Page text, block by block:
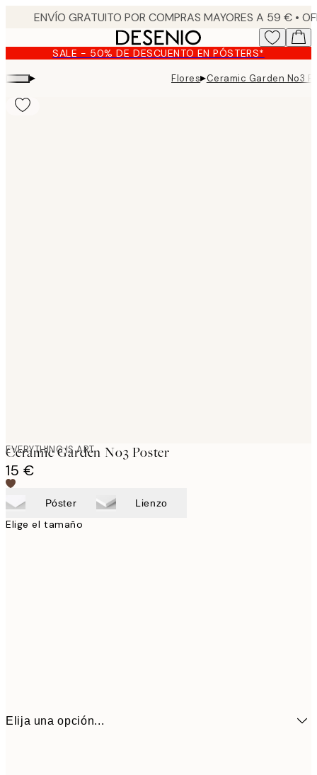
content.SALE - 50% DE DESCUENTO EN PÓSTERS*
▸ Flores▸Ceramic Garden No3
EVERYTHING IS ART
Ceramic Garden No3 Poster
15 €
Póster Lienzo
Elige el tamaño
Elija una opción...